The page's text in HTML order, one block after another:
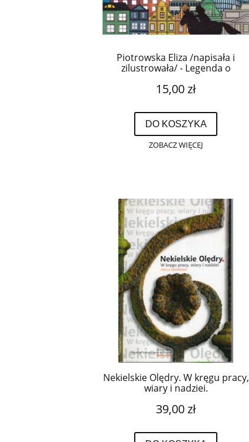
Piotrowska Eliza /napisała i
zilustrowała/ - Legenda o
15,00 zł
DO KOSZYKA
ZOBACZ WIĘCEJ
Nekielskie Olędry. W kręgu pracy,
wiary i nadziei.
39,00 zł